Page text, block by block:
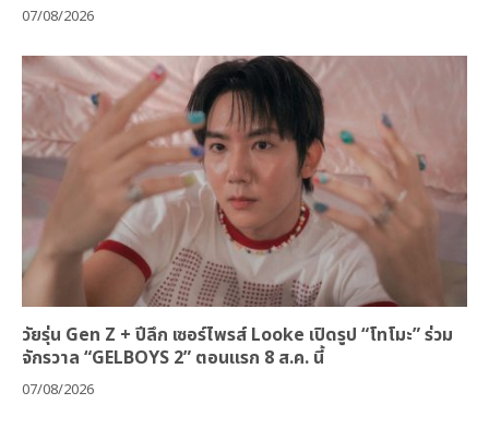
07/08/2026
วัยรุ่น Gen Z + ปีลึก เซอร์ไพรส์ Looke เปิดรูป “โทโมะ” ร่วม
จักรวาล “GELBOYS 2” ตอนแรก 8 ส.ค. นี้
07/08/2026